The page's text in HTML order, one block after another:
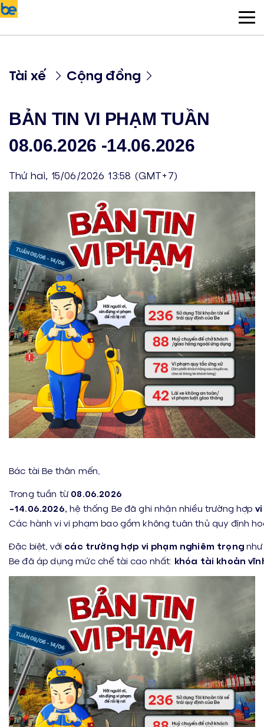
Tài xế Cộng đồng
BẢN TIN VI PHẠM TUẦN
08.06.2026 -14.06.2026
Thứ hai, 15/06/2026 13:58 (GMT+7)
Bác tài Be thân mến,
Trong tuần từ 08.06.2026
-14.06.2026, hệ thống Be đã ghi nhận nhiều trường hợp
Các hành vi vi phạm bao gồm không tuân thủ quy định
Đặc biệt, với các trường hợp vi phạm nghiêm trọngnhư
Be đã áp dụng mức chế tài cao nhất: khóa tài khoản